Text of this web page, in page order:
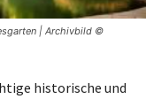
| Archivbild ©
historische und